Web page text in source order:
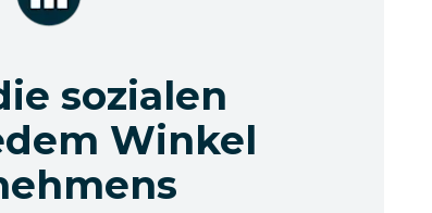
sozialen
Winkel